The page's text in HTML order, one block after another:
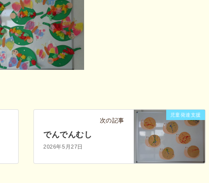
児童発達支援
次の記事
でんでんむし
2026年5月27日